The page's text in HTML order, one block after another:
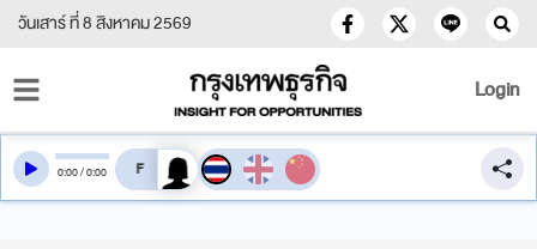
วันเสาร์ ที่ 8 สิงหาคม 2569
Login
0:00/0:00 สลับเสียงอ่าน